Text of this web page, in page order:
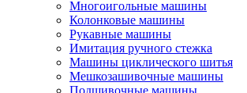
Многоигольные машины
Колонковые машины
Рукавные машины
Имитация ручного стежка
Машины циклического шитья
Мешкозашивочные машины
Подшивочные машины